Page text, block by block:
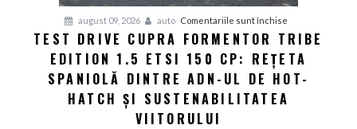
august 09, 2026 auto Comentariile sunt închise
Test
Drive
CUPRA
TEST DRIVE CUPRA FORMENTOR TRIBE
EDITION 1.5 ETSI 150 CP: REȚETA
SPANIOLĂ DINTRE ADN-UL DE HOT-
HATCH ȘI SUSTENABILITATEA
VIITORULUI